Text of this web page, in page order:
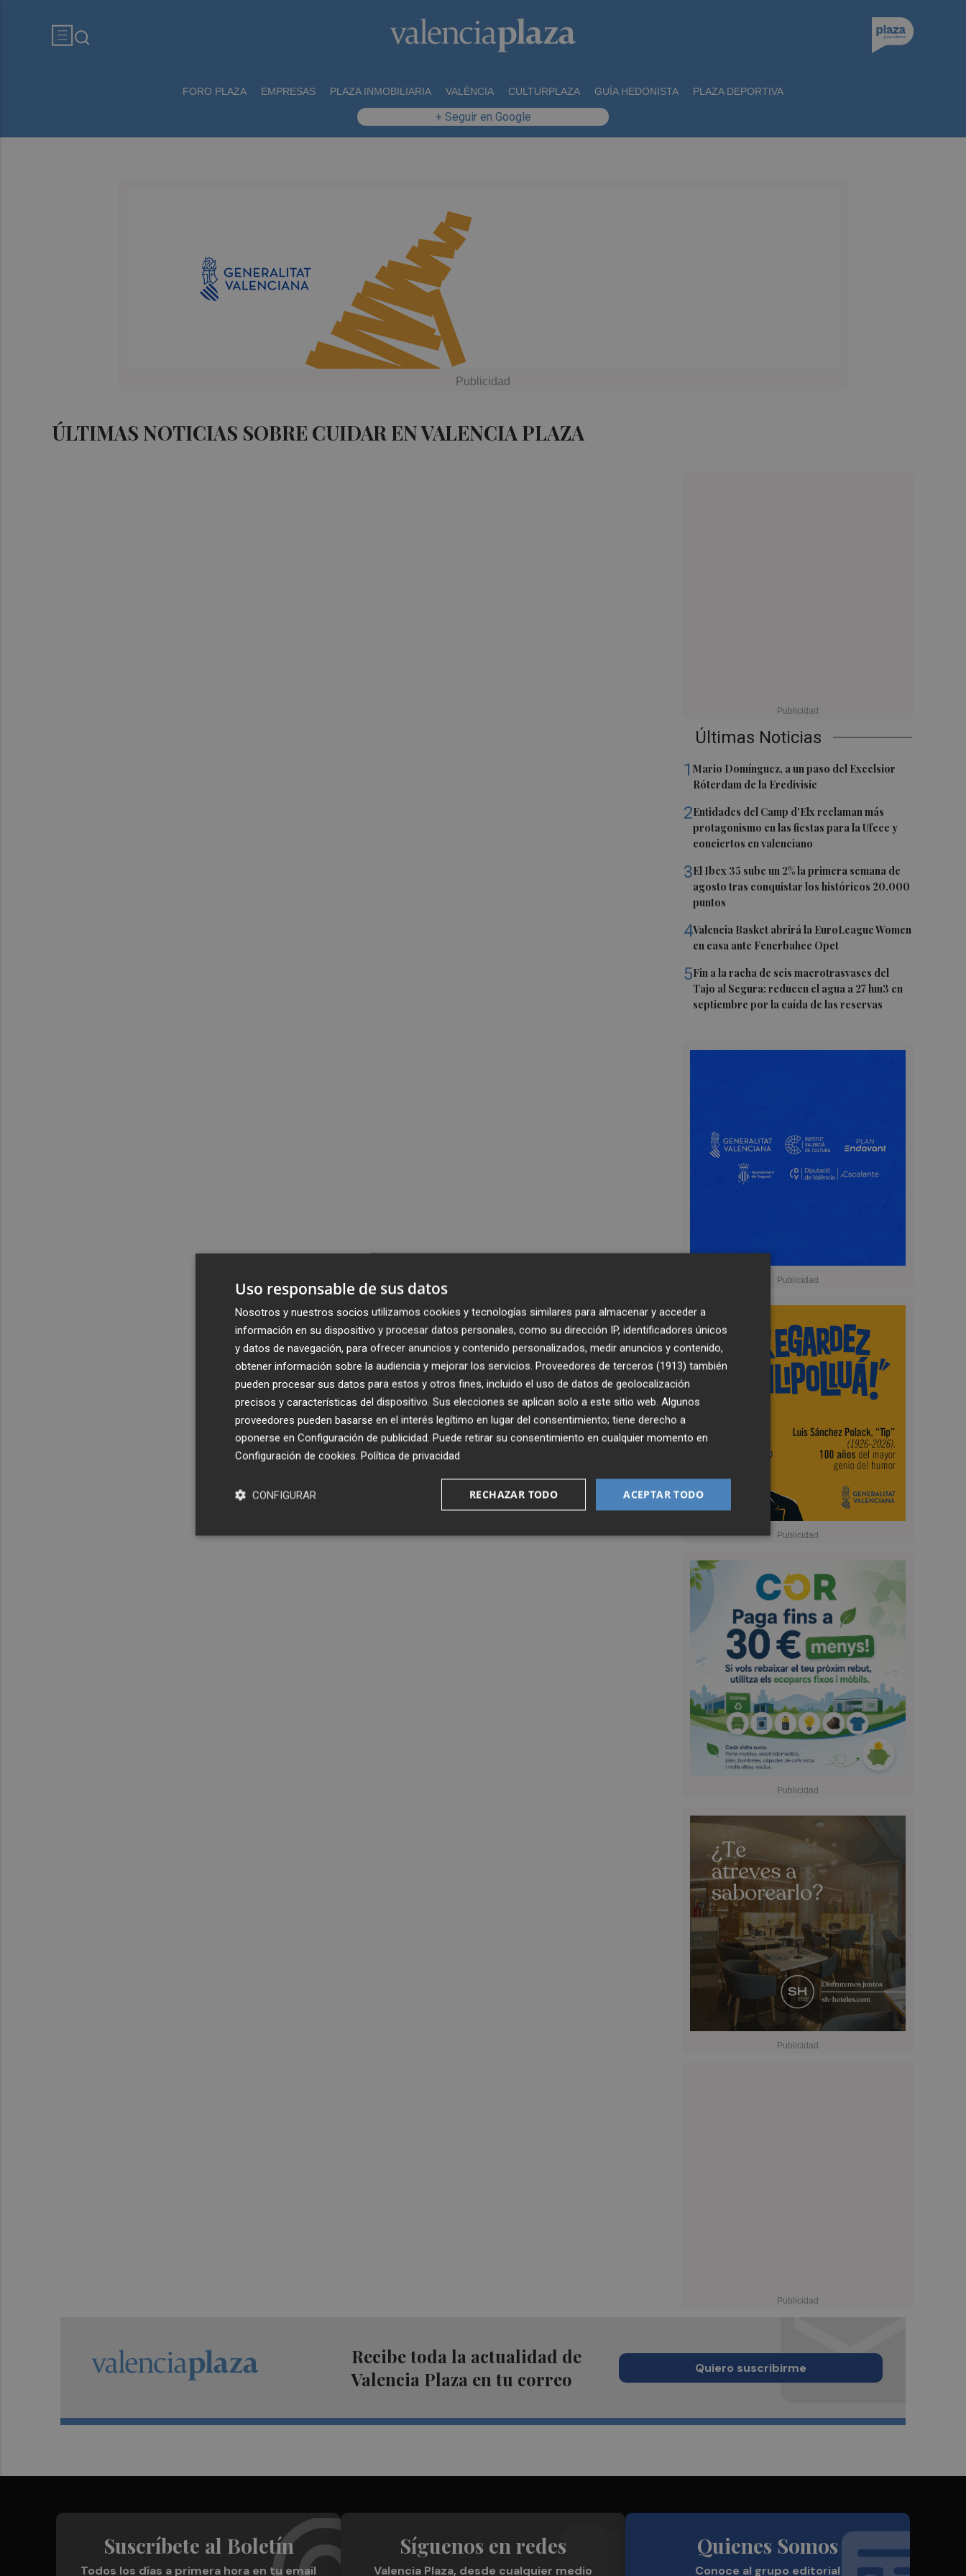
FORO PLAZA EMPRESAS PLAZA INMOBILIARIA VALÈNCIA CULTURPLAZA GUÍA HEDONISTA PLAZA DEPORTIVA
+ Seguir en Google
ÚLTIMAS NOTICIAS SOBRE CUIDAR EN VALENCIA PLAZA
Últimas Noticias
1Mario Domínguez, a un paso del Excelsior
Róterdam de la Eredivisie
2Entidades del Camp d'Elx reclaman más
protagonismo en las fiestas para la Ufece y
conciertos en valenciano
3El Ibex 35 sube un 2% la primera semana de
agosto tras conquistar los históricos 20.000
puntos
4Valencia Basket abrirá la EuroLeague Women
en casa ante Fenerbahce Opet
5Fin a la racha de seis macrotrasvases del
Tajo al Segura: reducen el agua a 27 hm3 en
septiembre por la caída de las reservas
Recibe toda la actualidad de
Valencia Plaza en tu correo
Quiero suscribirme
Suscríbete al Boletín
Todos los días a primera hora en tu email
Síguenos en redes
Valencia Plaza, desde cualquier medio
Quienes Somos
Conoce al grupo editorial
Uso responsable de sus datos
Nosotros y nuestros socios utilizamos cookies y tecnologías similares para almacenar y acceder a
información en su dispositivo y procesar datos personales, como su dirección IP, identificadores únicos
y datos de navegación, para ofrecer anuncios y contenido personalizados, medir anuncios y contenido,
obtener información sobre la audiencia y mejorar los servicios. Proveedores de terceros (1913) también
pueden procesar sus datos para estos y otros fines, incluido el uso de datos de geolocalización
precisos y características del dispositivo. Sus elecciones se aplican solo a este sitio web. Algunos
proveedores pueden basarse en el interés legítimo en lugar del consentimiento; tiene derecho a
oponerse en Configuración de publicidad. Puede retirar su consentimiento en cualquier momento en
Configuración de cookies. Política de privacidad
ACEPTAR TODO
RECHAZAR TODO
CONFIGURAR